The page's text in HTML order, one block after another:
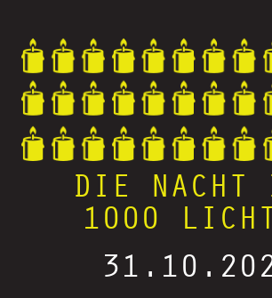
DIE NACHT
1000